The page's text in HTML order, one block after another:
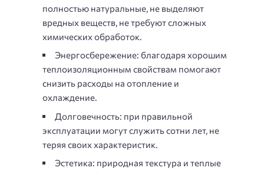
полностью натуральные, не выделяют
вредных веществ, не требуют сложных
химических обработок.
Энергосбережение: благодаря хорошим
теплоизоляционным свойствам помогают
снизить расходы на отопление и
охлаждение.
Долговечность: при правильной
эксплуатации могут служить сотни лет, не
теряя своих характеристик.
Эстетика: природная текстура и теплые